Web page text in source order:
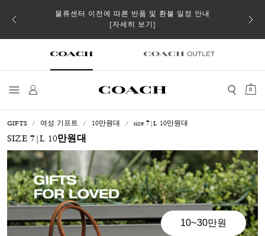
스트
물류센터 이전에 따른 반품 및 환불 일정 안내
[자세히 보기]
일부
0
GIFTS 여성 기프트 10만원대 size 7|L 10만원대
SIZE 7|L 10만원대
10~30만원